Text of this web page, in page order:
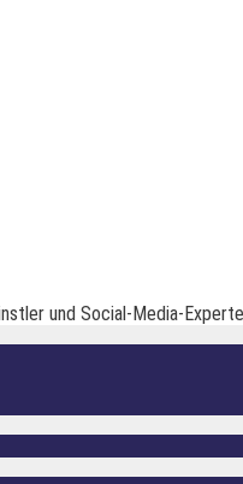
und Social-Media-